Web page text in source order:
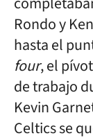
Rondo y
hasta el
four, el
de trabajo
Kevin
Celtics se